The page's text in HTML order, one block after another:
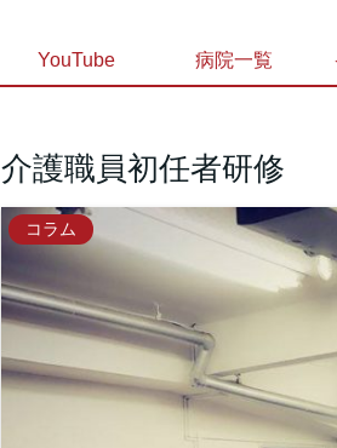
YouTube 病院一覧
介護職員初任者研修
コラム